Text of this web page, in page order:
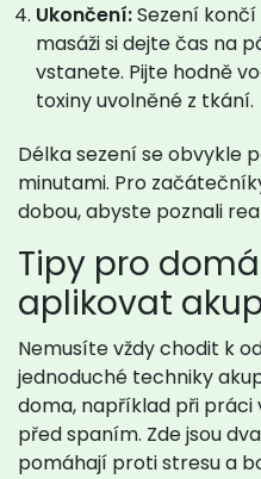
Ukončení:Sezení
masáži si dejte čas na
vstanete. Pijte hodně
toxiny uvolněné z tkání.
Délka sezení se obvykle
minutami. Pro
dobou, abyste poznali
Tipy pro
aplikovat
Nemusíte vždy chodit k
jednoduché techniky
doma, například při
před spaním. Zde jsou
pomáhají proti stresu a